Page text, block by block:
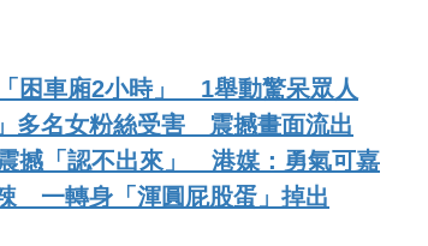
困車廂2小時」 1舉動驚呆眾人
多名女粉絲受害 震撼畫面流出
撼「認不出來」 港媒：勇氣可嘉
一轉身「渾圓屁股蛋」掉出